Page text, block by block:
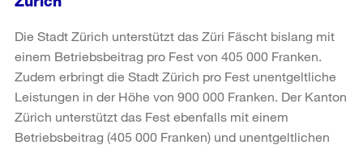
Die Stadt Zürich unterstützt das Züri Fäscht bislang mit
einem Betriebsbeitrag pro Fest von 405 000 Franken.
Zudem erbringt die Stadt Zürich pro Fest unentgeltliche
Leistungen in der Höhe von 900 000 Franken. Der Kanton
Zürich unterstützt das Fest ebenfalls mit einem
Betriebsbeitrag (405 000 Franken) und unentgeltlichen